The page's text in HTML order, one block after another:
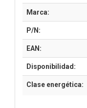
Marca:
P/N:
EAN:
Disponibilidad:
Clase energética: